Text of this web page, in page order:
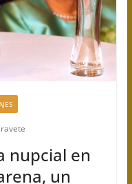
nupcial en
un